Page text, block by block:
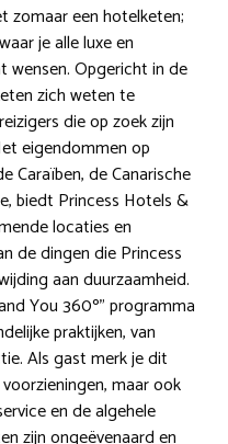
zomaar een hotelketen;
je alle luxe en
Opgericht in de
zich weten te
die op zoek zijn
eigendommen op
Caraïben, de Canarische
biedt Princess Hotels &
locaties en
de dingen die Princess
aan duurzaamheid.
You 360º” programma
praktijken, van
Als gast merk je dit
maar ook
en de algehele
zijn ongeëvenaard en